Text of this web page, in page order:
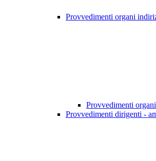
Provvedimenti organi
Provvedimenti
Provvedimenti dirigenti -